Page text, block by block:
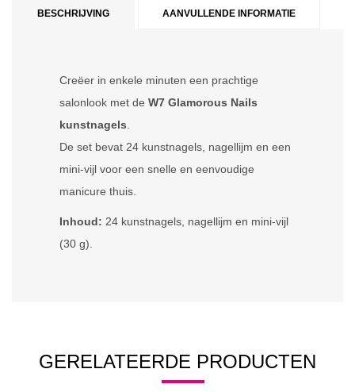
BESCHRIJVING AANVULLENDE INFORMATIE
Creëer in enkele minuten een prachtige
salonlook met de W7 Glamorous Nails
kunstnagels
De set bevat 24 kunstnagels, nagellijm en een
mini-vijl voor een snelle en eenvoudige
manicure thuis.
Inhoud: 24 kunstnagels, nagellijm en mini-vijl
(30 g).
GERELATEERDE PRODUCTEN